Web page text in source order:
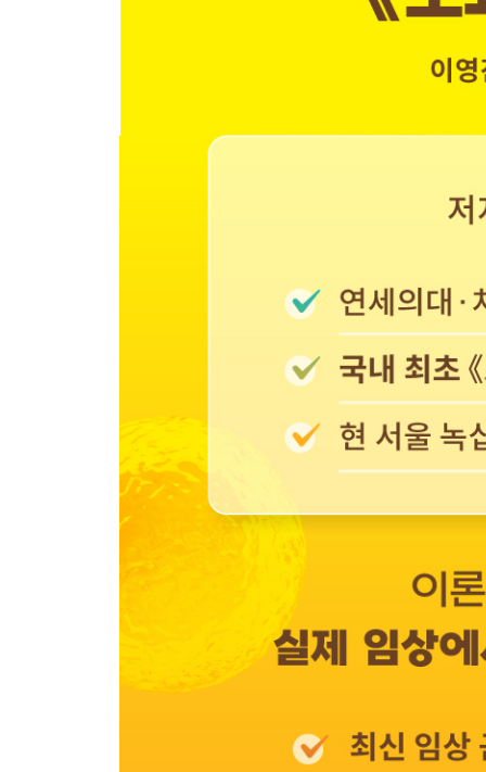
세포 간 연결 통신로, 세포외기질 · 431
세포외기질 안의 통신 교란으로 생기는 질병 · 438
세포 간 신호 교란을 교정하는 주요 천연물 권장량,
장내 미생물 불균형(Dysbiosis), 노화와 질병의 원
장내 미생물 불균형(Dysbiosis)의 진단법 · 479
일반 노인, 장수 노인, 쇠약한 노인의 장내 미생물
노화 치료 알약들이 장내 미생물 불균형도 개선하
장내 미생물 불균형 개선은 항노화 치료인가? · 493
프로바이오틱스, 프리바이오틱스, 신바이오틱스,
장 미생물 이식(대변 미생물 이식)과 노화 치료 ·
새롭게 주목받는 먹는 생균 치료제 · 500
장내 미생물 불균형을 개선하는 식이요법과 운동 ·
주요 알약들의 권장량, 복용법, 부작용 및 주의 사항
해결 과제와 전망 · 514
13장 컨트롤 타워, 뇌의 긍정적 가소성 확장
건강하게 오래 살아야 할 나만의 이유가 있는가? ·
긍정적 뇌 가소성 확장 효과가 증명된 방법들 · 526